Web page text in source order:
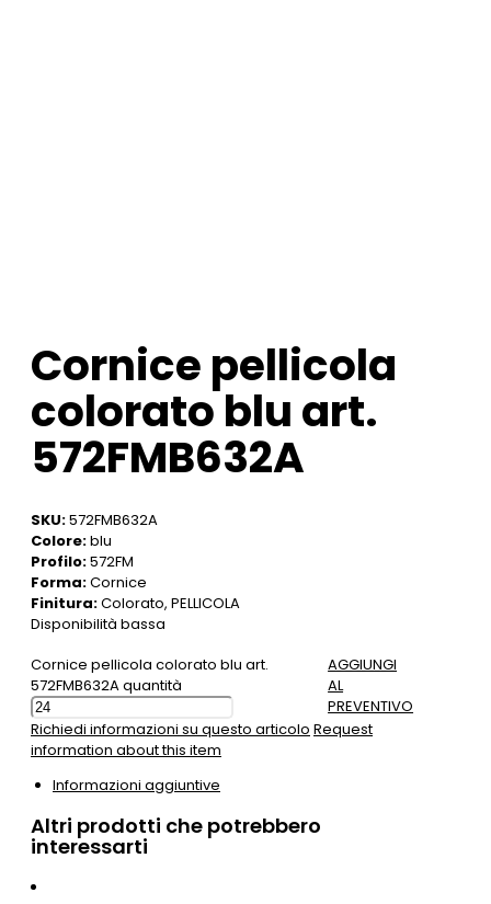
Cornice pellicola
colorato blu art.
572FMB632A
SKU:572FMB632A
Colore:blu
Profilo:572FM
Forma:Cornice
Finitura:Colorato, PELLICOLA
Disponibilità bassa
Cornice pellicola colorato blu art.
572FMB632A quantità
AGGIUNGI
AL
PREVENTIVO
Richiedi informazioni su questo articolo Request
information about this item
Informazioni aggiuntive
Altri prodotti che potrebbero
interessarti